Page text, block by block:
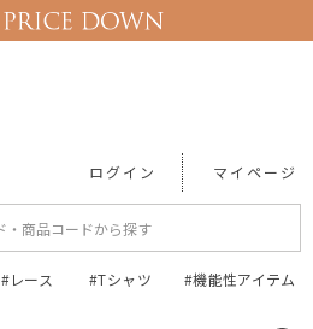
ログイン マイページ
#レース #Tシャツ #機能性アイテム